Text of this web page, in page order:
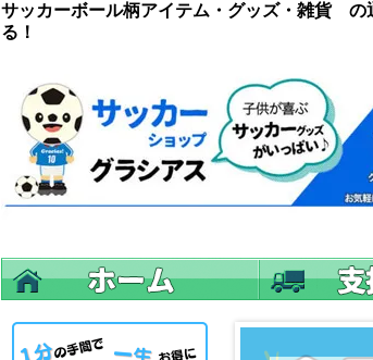
サッカーボール柄アイテム・グッズ・雑貨
る！